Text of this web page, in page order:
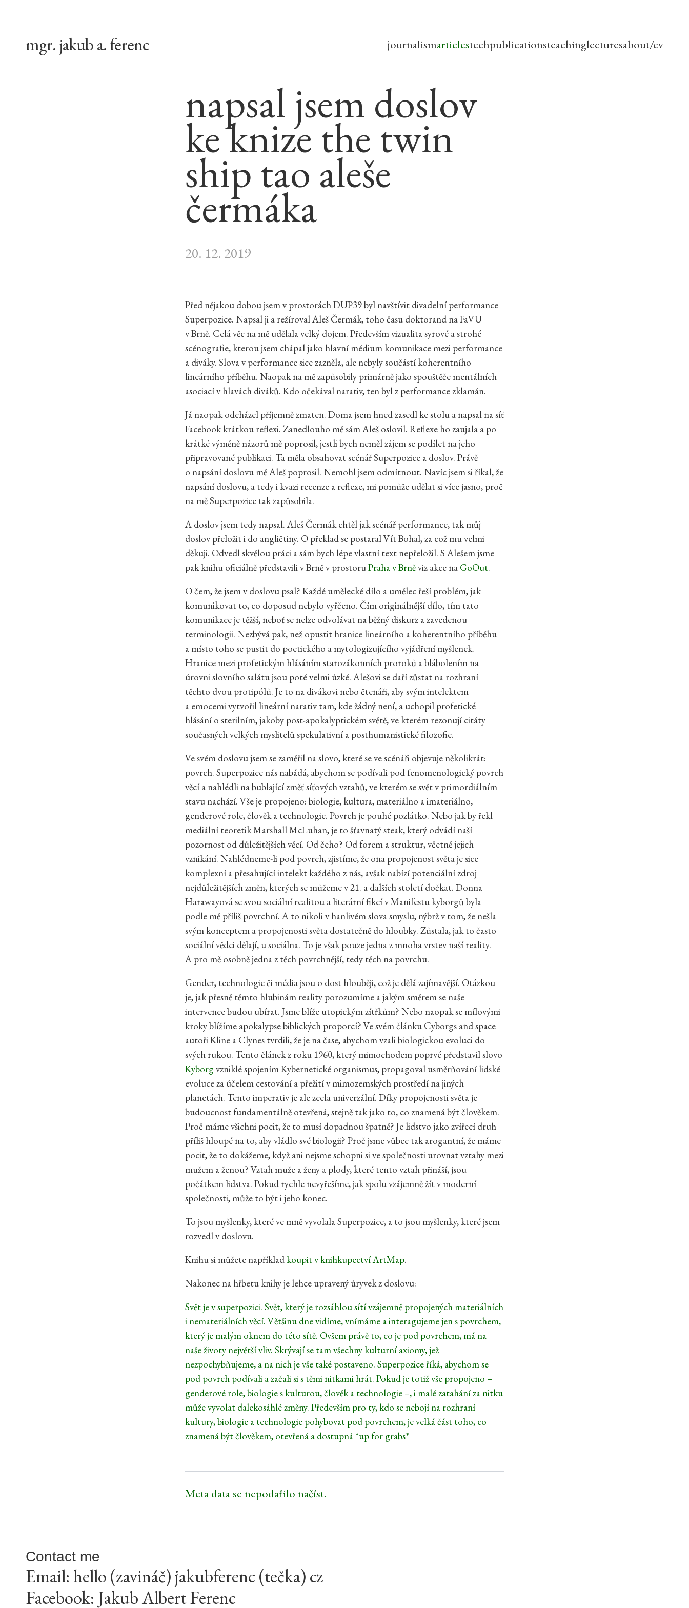
mgr. jakub a. ferenc journalismarticlestechpublicationsteachinglecturesabout/cv
napsal jsem doslov
ke knize the twin
ship tao aleše
čermáka
20. 12. 2019
Před nějakou dobou jsem v prostorách DUP39 byl navštívit divadelní performance
Superpozice. Napsal ji a režíroval Aleš Čermák, toho času doktorand na FaVU
v Brně. Celá věc na mě udělala velký dojem. Především vizualita syrové a strohé
scénografie, kterou jsem chápal jako hlavní médium komunikace mezi performance
a diváky. Slova v performance sice zazněla, ale nebyly součástí koherentního
lineárního příběhu. Naopak na mě zapůsobily primárně jako spouštěče mentálních
asociací v hlavách diváků. Kdo očekával narativ, ten byl z performance zklamán.
Já naopak odcházel příjemně zmaten. Doma jsem hned zasedl ke stolu a napsal na síť
Facebook krátkou reflexi. Zanedlouho mě sám Aleš oslovil. Reflexe ho zaujala a po
krátké výměně názorů mě poprosil, jestli bych neměl zájem se podílet na jeho
připravované publikaci. Ta měla obsahovat scénář Superpozice a doslov. Právě
o napsání doslovu mě Aleš poprosil. Nemohl jsem odmítnout. Navíc jsem si říkal, že
napsání doslovu, a tedy i kvazi recenze a reflexe, mi pomůže udělat si více jasno, proč
na mě Superpozice tak zapůsobila.
A doslov jsem tedy napsal. Aleš Čermák chtěl jak scénář performance, tak můj
doslov přeložit i do angličtiny. O překlad se postaral Vít Bohal, za což mu velmi
děkuji. Odvedl skvělou práci a sám bych lépe vlastní text nepřeložil. S Alešem jsme
pak knihu oficiálně představili v Brně v prostoruPraha v Brněviz akce na GoOut.
O čem, že jsem v doslovu psal? Každé umělecké dílo a umělec řeší problém, jak
komunikovat to, co doposud nebylo vyřčeno. Čím originálnější dílo, tím tato
komunikace je těžší, neboť se nelze odvolávat na běžný diskurz a zavedenou
terminologii. Nezbývá pak, než opustit hranice lineárního a koherentního příběhu
a místo toho se pustit do poetického a mytologizujícího vyjádření myšlenek.
Hranice mezi profetickým hlásáním starozákonních proroků a blábolením na
úrovni slovního salátu jsou poté velmi úzké. Alešovi se daří zůstat na rozhraní
těchto dvou protipólů. Je to na divákovi nebo čtenáři, aby svým intelektem
a emocemi vytvořil lineární narativ tam, kde žádný není, a uchopil profetické
hlásání o sterilním, jakoby post-apokalyptickém světě, ve kterém rezonují citáty
současných velkých myslitelů spekulativní a posthumanistické filozofie.
Ve svém doslovu jsem se zaměřil na slovo, které se ve scénáři objevuje několikrát:
povrch. Superpozice nás nabádá, abychom se podívali pod fenomenologický povrch
věcí a nahlédli na bublající změť síťových vztahů, ve kterém se svět v primordiálním
stavu nachází. Vše je propojeno: biologie, kultura, materiálno a imateriálno,
genderové role, člověk a technologie. Povrch je pouhé pozlátko. Nebo jak by řekl
mediální teoretik Marshall McLuhan, je to šťavnatý steak, který odvádí naší
pozornost od důležitějších věcí. Od čeho? Od forem a struktur, včetně jejich
vznikání. Nahlédneme-li pod povrch, zjistíme, že ona propojenost světa je sice
komplexní a přesahující intelekt každého z nás, avšak nabízí potenciální zdroj
nejdůležitějších změn, kterých se můžeme v 21. a dalších století dočkat. Donna
Harawayová se svou sociální realitou a literární fikcí v Manifestu kyborgů byla
podle mě příliš povrchní. A to nikoli v hanlivém slova smyslu, nýbrž v tom, že nešla
svým konceptem a propojenosti světa dostatečně do hloubky. Zůstala, jak to často
sociální vědci dělají, u sociálna. To je však pouze jedna z mnoha vrstev naší reality.
A pro mě osobně jedna z těch povrchnější, tedy těch na povrchu.
Gender, technologie či média jsou o dost hlouběji, což je dělá zajímavější. Otázkou
je, jak přesně těmto hlubinám reality porozumíme a jakým směrem se naše
intervence budou ubírat. Jsme blíže utopickým zítřkům? Nebo naopak se mílovými
kroky blížíme apokalypse biblických proporcí? Ve svém článku Cyborgs and space
autoři Kline a Clynes tvrdili, že je na čase, abychom vzali biologickou evoluci do
svých rukou. Tento článek z roku 1960, který mimochodem poprvé představil slovo
Kyborg vzniklé spojením Kybernetické organismus, propagoval usměrňování lidské
evoluce za účelem cestování a přežití v mimozemských prostředí na jiných
planetách. Tento imperativ je ale zcela univerzální. Díky propojenosti světa je
budoucnost fundamentálně otevřená, stejně tak jako to, co znamená být člověkem.
Proč máme všichni pocit, že to musí dopadnou špatně? Je lidstvo jako zvířecí druh
příliš hloupé na to, aby vládlo své biologii? Proč jsme vůbec tak arogantní, že máme
pocit, že to dokážeme, když ani nejsme schopni si ve společnosti urovnat vztahy mezi
mužem a ženou? Vztah muže a ženy a plody, které tento vztah přináší, jsou
počátkem lidstva. Pokud rychle nevyřešíme, jak spolu vzájemně žít v moderní
společnosti, může to být i jeho konec.
To jsou myšlenky, které ve mně vyvolala Superpozice, a to jsou myšlenky, které jsem
rozvedl v doslovu.
Knihu si můžete například koupit v knihkupectví ArtMap.
Nakonec na hřbetu knihy je lehce upravený úryvek z doslovu:
Svět je v superpozici. Svět, který je rozsáhlou sítí vzájemně propojených materiálních
i nemateriálních věcí. Většinu dne vidíme, vnímáme a interagujeme jen s povrchem,
který je malým oknem do této sítě. Ovšem právě to, co je pod povrchem, má na
naše životy největší vliv. Skrývají se tam všechny kulturní axiomy, jež
nezpochybňujeme, a na nich je vše také postaveno. Superpozice říká, abychom se
pod povrch podívali a začali si s těmi nitkami hrát. Pokud je totiž vše propojeno –
genderové role, biologie s kulturou, člověk a technologie –, i malé zatahání za nitku
může vyvolat dalekosáhlé změny. Především pro ty, kdo se nebojí na rozhraní
kultury, biologie a technologie pohybovat pod povrchem, je velká část toho, co
znamená být člověkem, otevřená a dostupná *up for grabs*
Meta data se nepodařilo načíst.
Contact me
Email: hello (zavináč) jakubferenc (tečka) cz
Facebook: Jakub Albert Ferenc